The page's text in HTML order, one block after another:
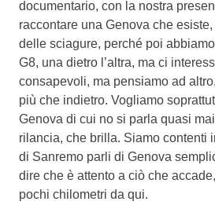
documentario, con la nostra
raccontare una Genova che
delle sciagure, perché poi
G8, una dietro l’altra, ma ci
consapevoli, ma pensiamo ad
più che indietro. Vogliamo
Genova di cui no si parla quasi
rilancia, che brilla. Siamo contenti
di Sanremo parli di Genova
dire che è attento a ciò che
pochi chilometri da qui.